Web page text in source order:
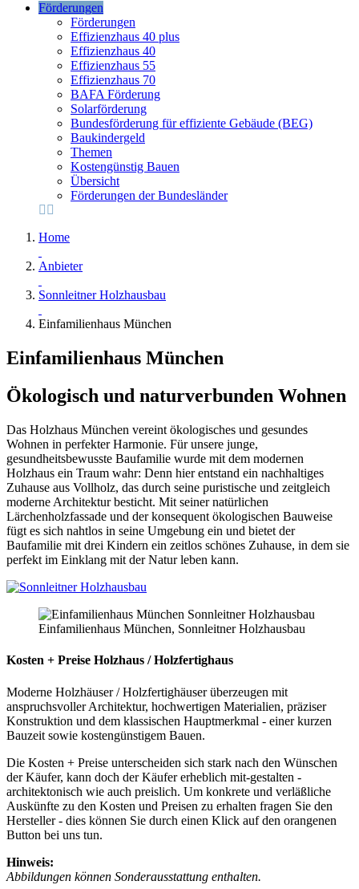
Förderungen
Förderungen
Effizienzhaus 40 plus
Effizienzhaus 40
Effizienzhaus 55
Effizienzhaus 70
BAFA Förderung
Solarförderung
Bundesförderung für effiziente Gebäude (BEG)
Baukindergeld
Themen
Kostengünstig Bauen
Übersicht
Förderungen der Bundesländer
Home
Anbieter
Sonnleitner Holzhausbau
Einfamilienhaus München
Einfamilienhaus München
Ökologisch und naturverbunden Wohnen
Das Holzhaus München vereint ökologisches und gesundes
Wohnen in perfekter Harmonie. Für unsere junge,
gesundheitsbewusste Baufamilie wurde mit dem modernen
Holzhaus ein Traum wahr: Denn hier entstand ein nachhaltiges
Zuhause aus Vollholz, das durch seine puristische und zeitgleich
moderne Architektur besticht. Mit seiner natürlichen
Lärchenholzfassade und der konsequent ökologischen Bauweise
fügt es sich nahtlos in seine Umgebung ein und bietet der
Baufamilie mit drei Kindern ein zeitlos schönes Zuhause, in dem sie
perfekt im Einklang mit der Natur leben kann.
Einfamilienhaus München, Sonnleitner Holzhausbau
Kosten + Preise Holzhaus / Holzfertighaus
Moderne Holzhäuser / Holzfertighäuser überzeugen mit
anspruchsvoller Architektur, hochwertigen Materialien, präziser
Konstruktion und dem klassischen Hauptmerkmal - einer kurzen
Bauzeit sowie kostengünstigem Bauen.
Die Kosten + Preise unterscheiden sich stark nach den Wünschen
der Käufer, kann doch der Käufer erheblich mit-gestalten -
architektonisch wie auch preislich. Um konkrete und verläßliche
Auskünfte zu den Kosten und Preisen zu erhalten fragen Sie den
Hersteller - dies können Sie durch einen Klick auf den orangenen
Button bei uns tun.
Hinweis:
Abbildungen können Sonderausstattung enthalten.